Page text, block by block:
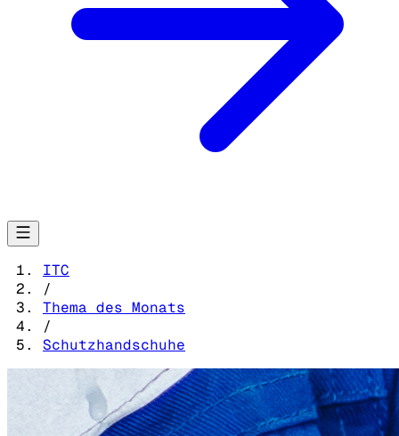
ITC
/
Thema des Monats
/
Schutzhandschuhe